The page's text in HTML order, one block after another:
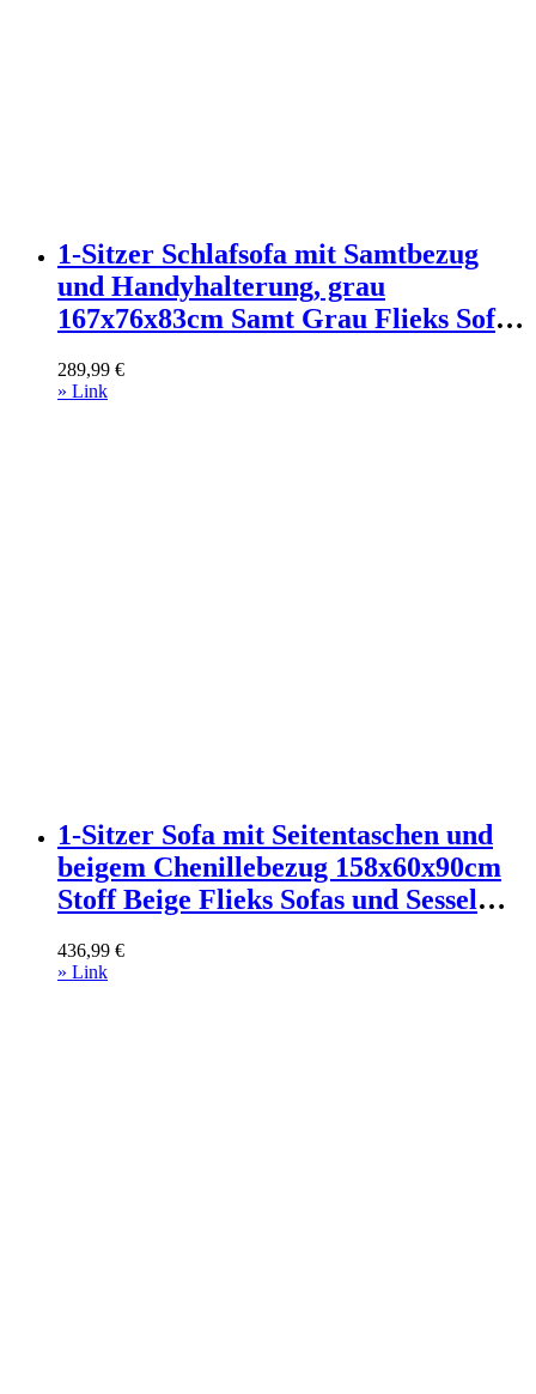
1-Sitzer Schlafsofa mit Samtbezug
und Handyhalterung, grau
167x76x83cm Samt Grau Flieks Sofas
Polsterbank
289,99 €
» Link
1-Sitzer Sofa mit Seitentaschen und
beigem Chenillebezug 158x60x90cm
Stoff Beige Flieks Sofas und Sessel
436,99 €
» Link